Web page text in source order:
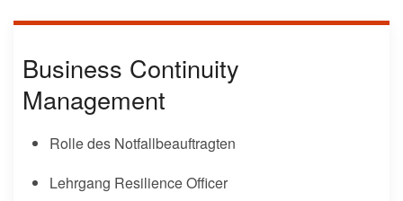
Business Continuity
Management
Rolle des Notfallbeauftragten
Lehrgang Resilience Officer